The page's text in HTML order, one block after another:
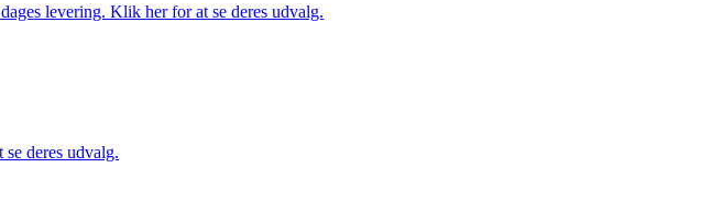
levering. Klik her for at se deres udvalg.
deres udvalg.